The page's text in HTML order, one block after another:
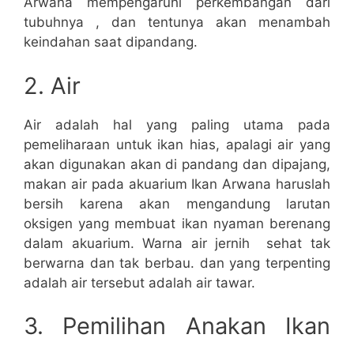
tubuhnya , dan tentunya akan menambah
keindahan saat dipandang.
2. Air
Air adalah hal yang paling utama pada
pemeliharaan untuk ikan hias, apalagi air yang
akan digunakan akan di pandang dan dipajang,
makan air pada akuarium Ikan Arwana haruslah
bersih karena akan mengandung larutan
oksigen yang membuat ikan nyaman berenang
dalam akuarium. Warna air jernih sehat tak
berwarna dan tak berbau. dan yang terpenting
adalah air tersebut adalah air tawar.
3. Pemilihan Anakan Ikan